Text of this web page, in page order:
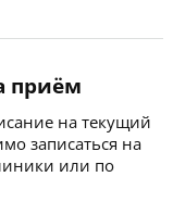
приём
на текущий
записаться на
или по